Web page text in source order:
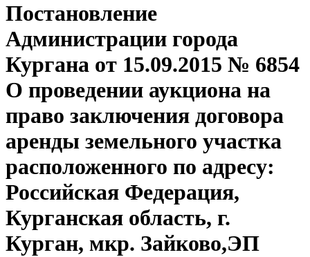
Постановление
Администрации города
Кургана от 15.09.2015 № 6854
О проведении аукциона на
право заключения договора
аренды земельного участка
расположенного по адресу:
Российская Федерация,
Курганская область, г.
Курган, мкр. Зайково,ЭП